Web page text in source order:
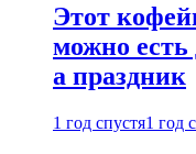
Этот
можно есть
а праздник
1 год спустя1 год